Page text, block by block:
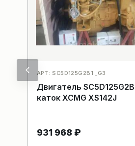
АРТ: SC5D125G2B1 _G3
Двигатель SC5D125G2B1 на
каток XCMG XS142J
931 968 ₽